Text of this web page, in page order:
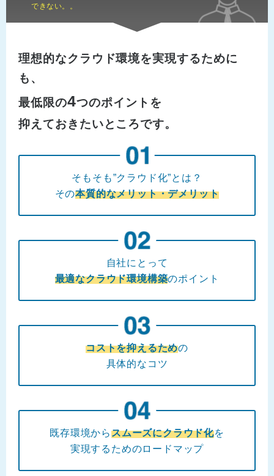
できない。。
理想的なクラウド環境を実現するために
も、
最低限の4つのポイントを
抑えておきたいところです。
そもそも”クラウド化”とは？
その本質的なメリット・デメリット
自社にとって
最適なクラウド環境構築のポイント
コストを抑えるための
具体的なコツ
既存環境からスムーズにクラウド化を
実現するためのロードマップ